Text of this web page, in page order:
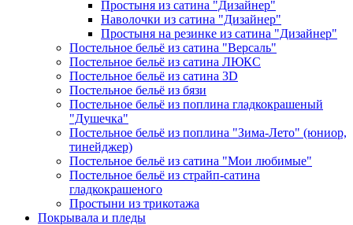
Простыня из сатина "Дизайнер"
Наволочки из сатина "Дизайнер"
Простыня на резинке из сатина "Дизайнер"
Постельное бельё из сатина "Версаль"
Постельное бельё из сатина ЛЮКС
Постельное бельё из сатина 3D
Постельное бельё из бязи
Постельное бельё из поплина гладкокрашеный
"Душечка"
Постельное бельё из поплина "Зима-Лето" (юниор,
тинейджер)
Постельное бельё из сатина "Мои любимые"
Постельное бельё из страйп-сатина
гладкокрашеного
Простыни из трикотажа
Покрывала и пледы